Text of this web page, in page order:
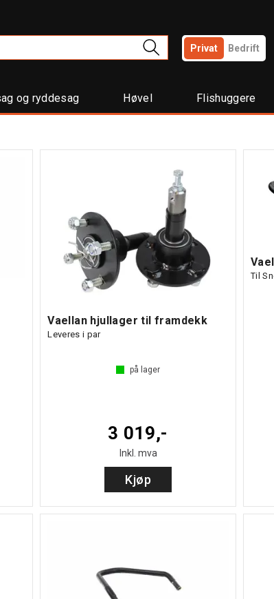
Privat Bedrift
og ryddesag Høvel Flishuggere
Vaellan hjullager til framdekk
Leveres i par
på lager
3 019,-
Inkl. mva
Kjøp
Til